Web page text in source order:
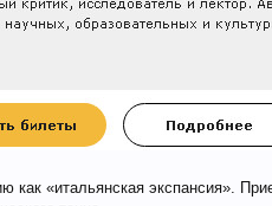
«итальянская экспансия».